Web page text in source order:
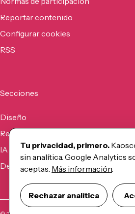
Reportar contenido
Configurar cookies
RSS
Secciones
Diseño
Recursos
IA
Desarrollo
Tu privacidad, primero.
sin analítica. Google Analytics
aceptas. Más información.
Rechazar analítica